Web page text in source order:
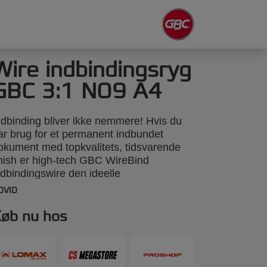
indbindingsryg
3:1 NO9 A4
bliver ikke nemmere! Hvis du
brug for et permanent indbundet
med topkvalitets, tidsvarende
er high-tech GBC WireBind
den ideelle
Fra prestigefyldte
dine præsentationer til nye
notestagning og fotokopiering.
nu hos